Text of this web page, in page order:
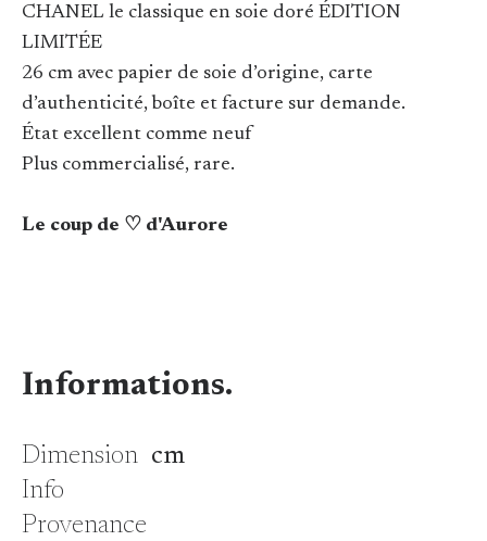
CHANEL le classique en soie doré ÉDITION
LIMITÉE
26 cm avec papier de soie d’origine, carte
d’authenticité, boîte et facture sur demande.
État excellent comme neuf
Plus commercialisé, rare.
Le coup de ♡ d'Aurore
Informations.
Dimensioncm
Info
Provenance